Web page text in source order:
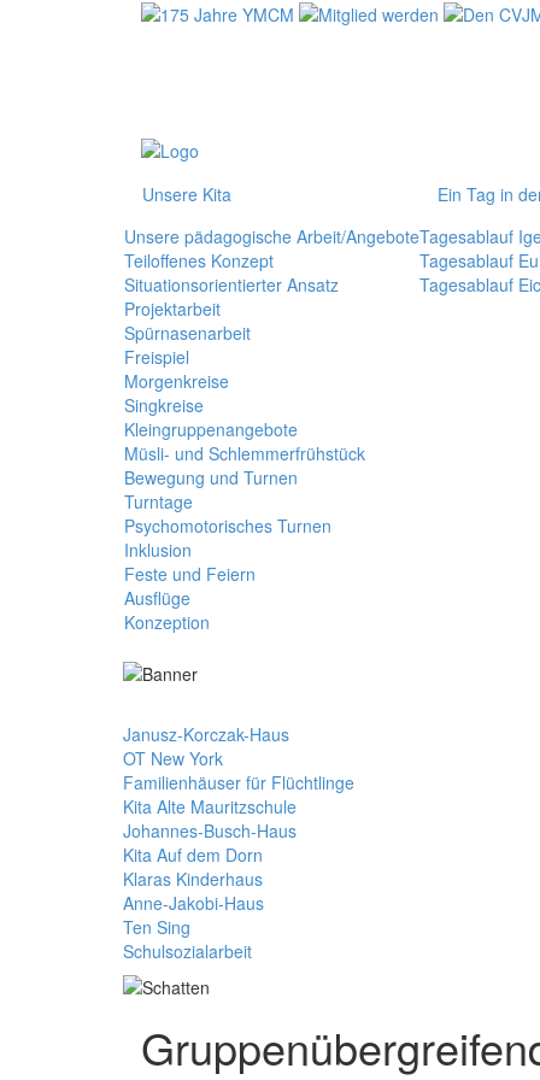
Unsere Kita
Unsere pädagogische Arbeit/Angebote
Teiloffenes Konzept
Situationsorientierter Ansatz
Projektarbeit
Spürnasenarbeit
Freispiel
Morgenkreise
Singkreise
Kleingruppenangebote
Müsli- und Schlemmerfrühstück
Bewegung und Turnen
Turntage
Psychomotorisches Turnen
Inklusion
Feste und Feiern
Ausflüge
Konzeption
Ein Tag in
Tagesablauf
Tagesablauf
Tagesablauf
Janusz-Korczak-Haus
OT New York
Familienhäuser für Flüchtlinge
Kita Alte Mauritzschule
Johannes-Busch-Haus
Kita Auf dem Dorn
Klaras Kinderhaus
Anne-Jakobi-Haus
Ten Sing
Schulsozialarbeit